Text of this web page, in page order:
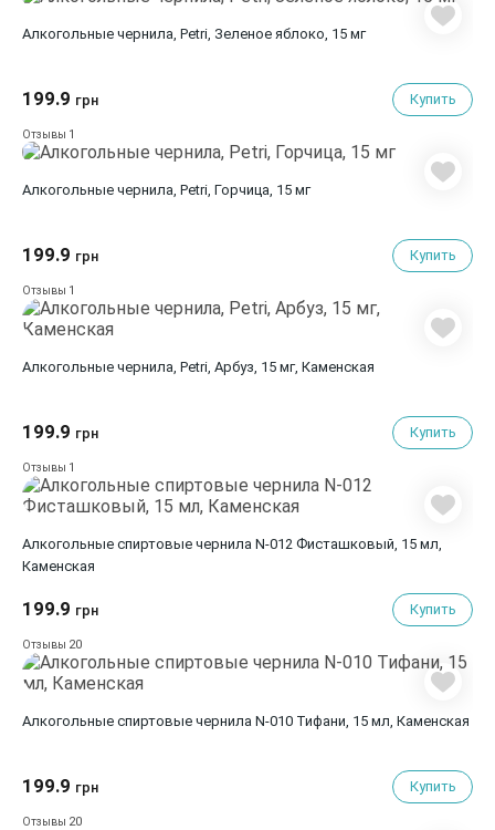
Алкогольные чернила, Petri, Зеленое яблоко, 15 мг
199.9 грн Купить
Отзывы 1
Алкогольные чернила, Petri, Горчица, 15 мг
199.9 грн Купить
Отзывы 1
Алкогольные чернила, Petri, Арбуз, 15 мг, Каменская
199.9 грн Купить
Отзывы 1
Алкогольные спиртовые чернила N-012 Фисташковый, 15 мл,
Каменская
199.9 грн Купить
Отзывы 20
Алкогольные спиртовые чернила N-010 Тифани, 15 мл, Каменская
199.9 грн Купить
Отзывы 20